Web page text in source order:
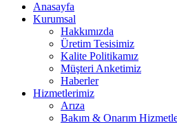
Anasayfa
Kurumsal
Hakkımızda
Üretim Tesisimiz
Kalite Politikamız
Müşteri Anketimiz
Haberler
Hizmetlerimiz
Arıza
Bakım & Onarım